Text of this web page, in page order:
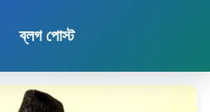
ব্লগ পোস্ট